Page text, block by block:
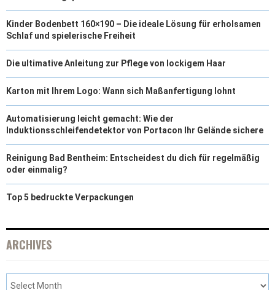
Kinder Bodenbett 160×190 – Die ideale Lösung für erholsamen
Schlaf und spielerische Freiheit
Die ultimative Anleitung zur Pflege von lockigem Haar
Karton mit Ihrem Logo: Wann sich Maßanfertigung lohnt
Automatisierung leicht gemacht: Wie der
Induktionsschleifendetektor von Portacon Ihr Gelände sichere
Reinigung Bad Bentheim: Entscheidest du dich für regelmäßig
oder einmalig?
Top 5 bedruckte Verpackungen
ARCHIVES